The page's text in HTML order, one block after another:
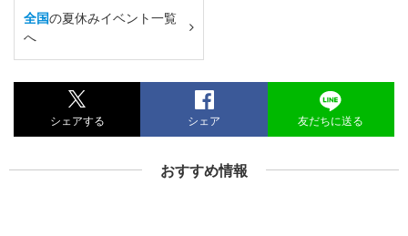
全国の夏休みイベント一覧
へ
シェアする シェア 友だちに送る
おすすめ情報